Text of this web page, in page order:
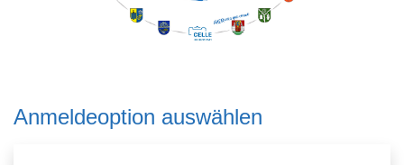
Anmeldeoption auswählen